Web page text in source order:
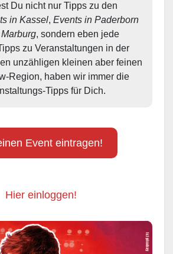
Du nicht nur Tipps zu den
in Kassel, Events in Paderborn
, sondern eben jede
zu Veranstaltungen in der
unzähligen kleinen aber feinen
Region, haben wir immer die
Tipps für Dich.
Event eintragen!
Hier einloggen!